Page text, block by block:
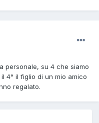
personale, su 4 che siamo
4° il figlio di un mio amico
regalato.